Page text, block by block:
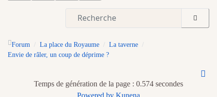
Forum La place du Royaume
La taverne
Envie de râler, un coup de déprime ?
Temps de génération de la page : 0.574 secondes
Powered by Kunena